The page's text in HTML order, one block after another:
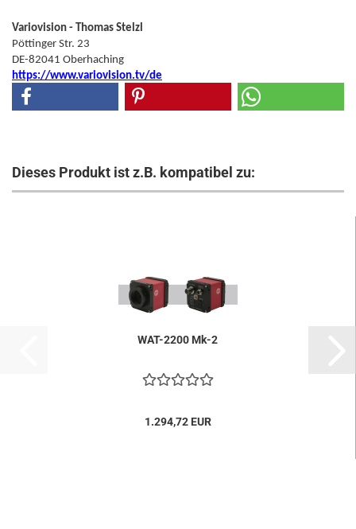
Variovision - Thomas Stelzl
Pöttinger Str. 23
DE-82041 Oberhaching
https://www.variovision.tv/de
Dieses Produkt ist z.B. kompatibel zu:
WAT-2200 Mk-2
1.294,72 EUR